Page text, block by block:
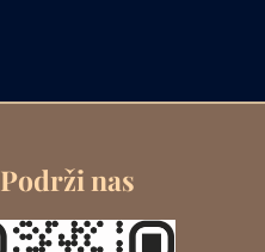
Podrži nas